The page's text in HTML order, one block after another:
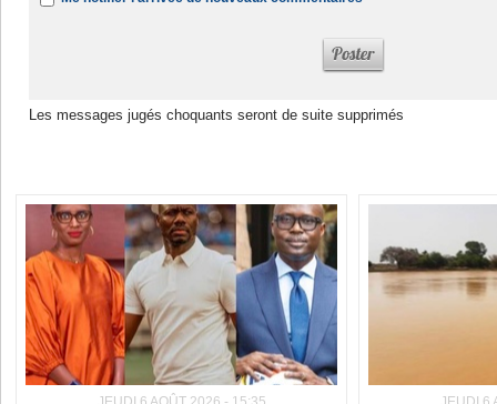
Les messages jugés choquants seront de suite supprimés